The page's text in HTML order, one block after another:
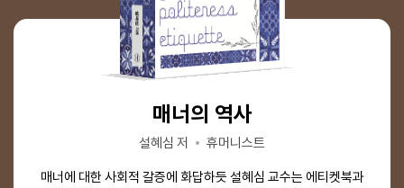
매너의 역사
설혜심 저
휴머니스트
매너에 대한 사회적 갈증에 화답하듯 설혜심 교수는 에티켓북과
펄럭이는 세계사
드미트로 두빌레트 저/한지원 역
윌북(willbook)
“깃발에는 꿈과 의지, 역사와 미래가 깃들어 있다. 깃발은 역사의
박시백의 고려사 1~5 세트
박시백 저
휴머니스트
독자를 빠져들게 하는 만화적 흡입력은 물론, 정사 사료 <고려사>
냉전
오드 아르네 베스타 저/유강은 역/옥창준 해제
세계적인 냉전 연구자 오드 아르네 베스타는 이 묵직한 책에서
요즘 어른을 위한 최소한의 한국사
임소미 저/김재원 감수
빅피시
우리 역사의 시작인 고조선부터 치열한 전쟁이 펼쳐졌던
매너의 역사
설혜심 저
휴머니스트
매너에 대한 사회적 갈증에 화답하듯 설혜심 교수는 에티켓북과
펄럭이는 세계사
드미트로 두빌레트 저/한지원 역
윌북(willbook)
“깃발에는 꿈과 의지, 역사와 미래가 깃들어 있다. 깃발은 역사의